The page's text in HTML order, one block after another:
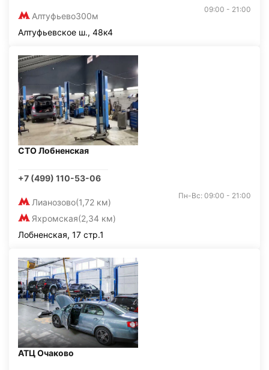
Алтуфьево300м
09:00 - 21:00
Алтуфьевское ш., 48к4
СТО Лобненская
+7 (499) 110-53-06
Лианозово(1,72 км)
Яхромская(2,34 км)
Пн-Вс: 09:00 - 21:00
Лобненская, 17 стр.1
АТЦ Очаково